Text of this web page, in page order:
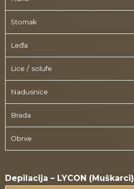
Stomak
Leđa
Lice / solufe
Nadusnice
Brada
Obrve
Depilacija – LYCON (Muškarci)